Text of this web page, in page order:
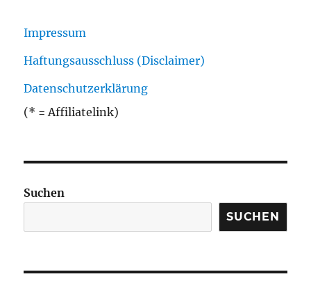
Impressum
Haftungsausschluss (Disclaimer)
Datenschutzerklärung
(* = Affiliatelink)
Suchen
SUCHEN